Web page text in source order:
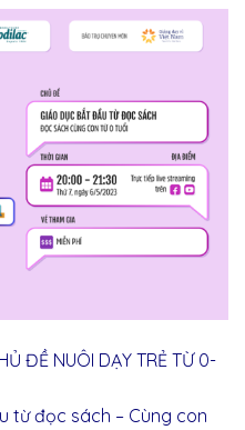
ĐỀ NUÔI DẠY TRẺ TỪ 0-
từ đọc sách – Cùng con